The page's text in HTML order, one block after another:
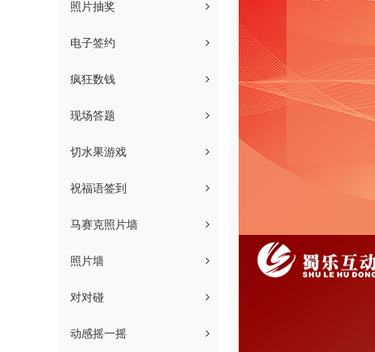
照片抽奖
电子签约
疯狂数钱
现场答题
切水果游戏
祝福语签到
马赛克照片墙
照片墙
对对碰
动感摇一摇